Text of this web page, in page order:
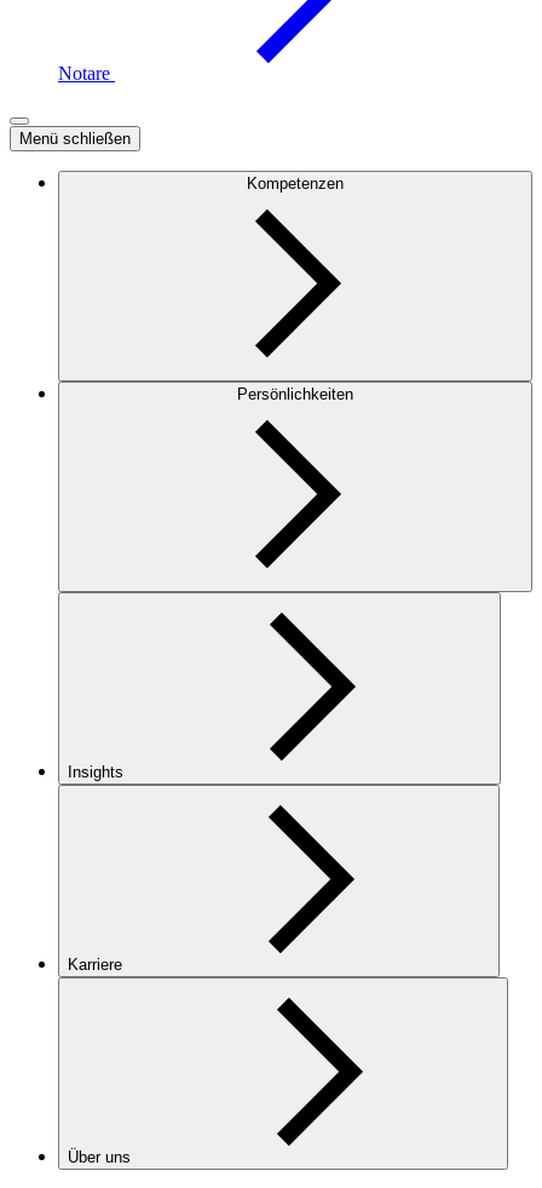
Notare
Menü schließen
Kompetenzen
Persönlichkeiten
Insights
Karriere
Über uns